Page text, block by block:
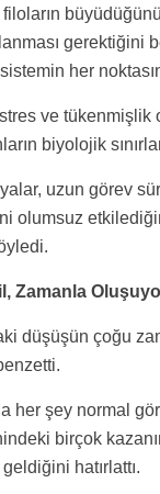
gerektiğini
her
ve tükenmişlik
biyolojik
uzun görev
olumsuz
Zamanla
düşüşün çoğu
her şey normal
birçok
hatırlattı.